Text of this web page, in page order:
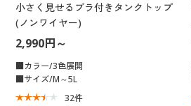
小さく見せるブラ付きタンクトップ
(ノンワイヤー)
2,990円～
■カラー/3色展開
■サイズ/M～5L
32件